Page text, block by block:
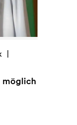
möglich